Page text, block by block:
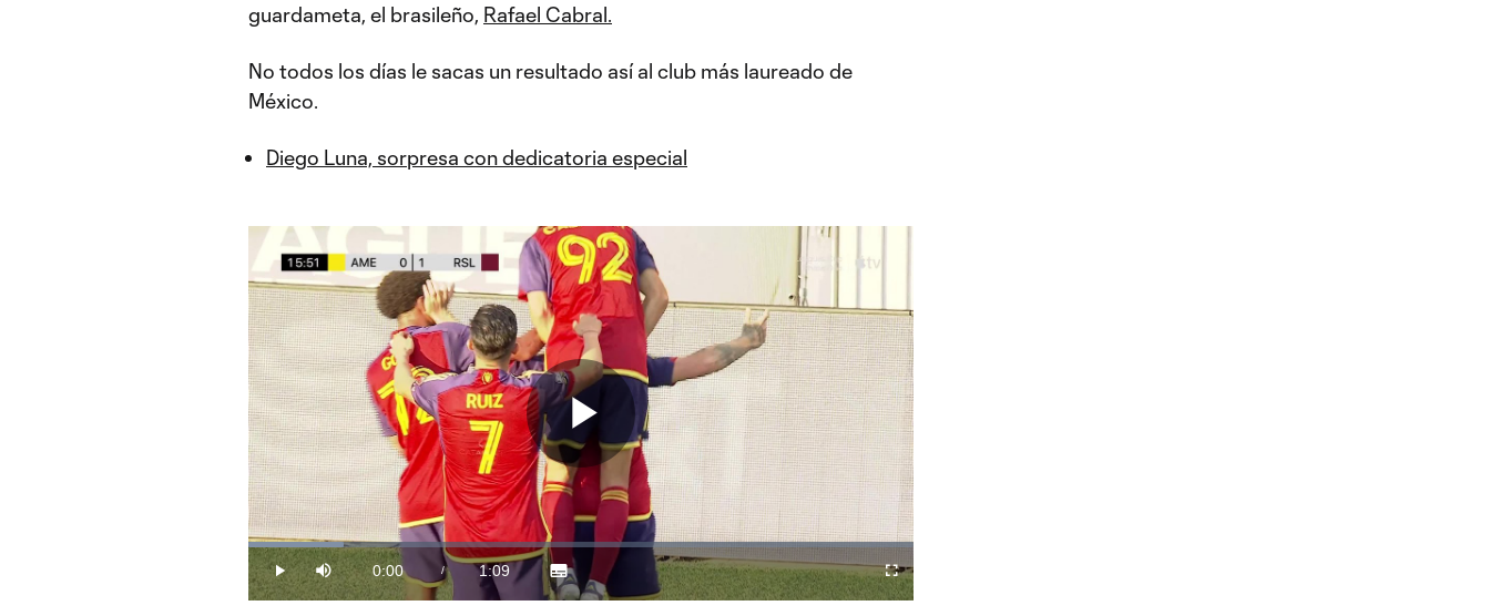
guardameta, el brasileño, Rafael Cabral.
No todos los días le sacas un resultado así al club más laureado de
México.
Diego Luna, sorpresa con dedicatoria especial
Play
Video
Play Mute
Current
Time
0:00 /
Duration
1:09
Loaded:
14.32%
Subtitles
Fullscreen
Difundir
a
Chromecast